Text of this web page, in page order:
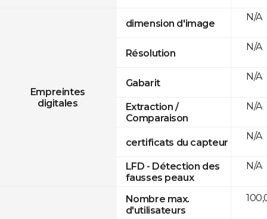
Empreintes
digitales
dimension d'image
Résolution
Gabarit
Extraction /
Comparaison
certificats du capteur
LFD - Détection des
fausses peaux
Nombre max.
d'utilisateurs
N/A
N/A
N/A
N/A
N/A
N/A